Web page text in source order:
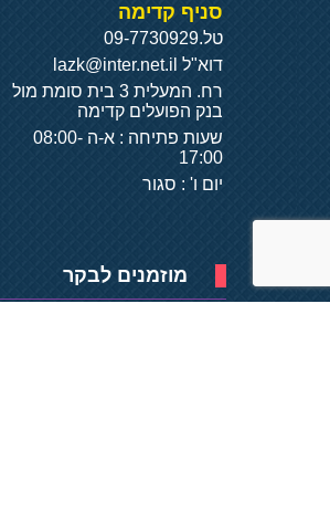
סניף קדימה
טל.09-7730929
דוא"ל
רח. המעלית 3 בית סומת מול
בנק הפועלים קדימה
שעות פתיחה : א-ה 08:00-
17:00
יום ו' : סגור
מוזמנים לבקר